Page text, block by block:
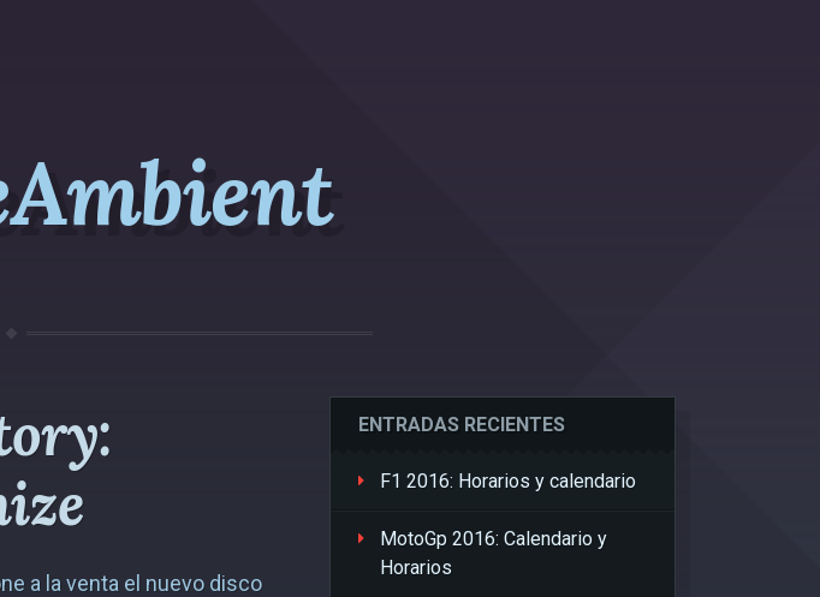
a la venta el nuevo disco
ENTRADAS RECIENTES
F1 2016: Horarios y calendario
MotoGp 2016: Calendario y
Horarios